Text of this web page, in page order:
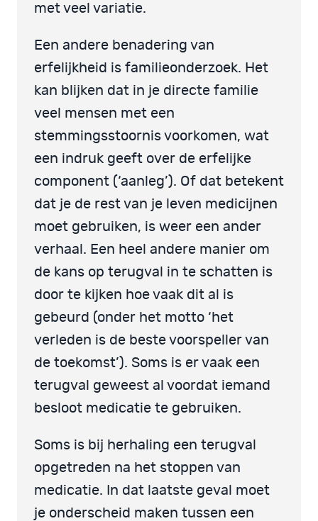
met veel variatie.
Een andere benadering van
erfelijkheid is familieonderzoek. Het
kan blijken dat in je directe familie
veel mensen met een
stemmingsstoornis voorkomen, wat
een indruk geeft over de erfelijke
component (‘aanleg’). Of dat betekent
dat je de rest van je leven medicijnen
moet gebruiken, is weer een ander
verhaal. Een heel andere manier om
de kans op terugval in te schatten is
door te kijken hoe vaak dit al is
gebeurd (onder het motto ‘het
verleden is de beste voorspeller van
de toekomst’). Soms is er vaak een
terugval geweest al voordat iemand
besloot medicatie te gebruiken.
Soms is bij herhaling een terugval
opgetreden na het stoppen van
medicatie. In dat laatste geval moet
je onderscheid maken tussen een